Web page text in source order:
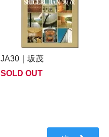
JA30｜坂茂
SOLD OUT